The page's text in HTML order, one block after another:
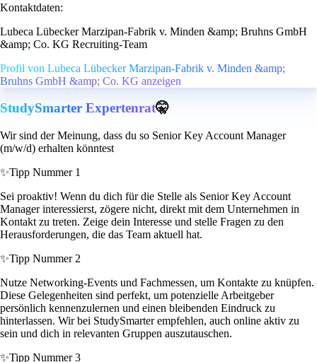
Kontaktdaten:
Lubeca Lübecker Marzipan-Fabrik v. Minden &amp; Bruhns GmbH
&amp; Co. KG Recruiting-Team
Profil von Lubeca Lübecker Marzipan-Fabrik v. Minden &amp;
Bruhns GmbH &amp; Co. KG anzeigen
StudySmarter Expertenrat🤫
Wir sind der Meinung, dass du so Senior Key Account Manager
(m/w/d) erhalten könntest
✨Tipp Nummer 1
Sei proaktiv! Wenn du dich für die Stelle als Senior Key Account
Manager interessierst, zögere nicht, direkt mit dem Unternehmen in
Kontakt zu treten. Zeige dein Interesse und stelle Fragen zu den
Herausforderungen, die das Team aktuell hat.
✨Tipp Nummer 2
Nutze Networking-Events und Fachmessen, um Kontakte zu knüpfen.
Diese Gelegenheiten sind perfekt, um potenzielle Arbeitgeber
persönlich kennenzulernen und einen bleibenden Eindruck zu
hinterlassen. Wir bei StudySmarter empfehlen, auch online aktiv zu
sein und dich in relevanten Gruppen auszutauschen.
✨Tipp Nummer 3